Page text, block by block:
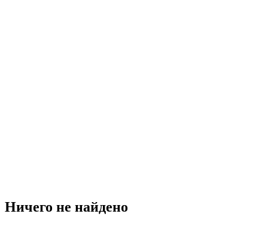
Ничего не найдено